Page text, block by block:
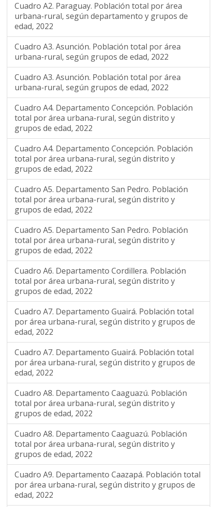
Cuadro A2. Paraguay. Población total por área
urbana-rural, según departamento y grupos de
edad, 2022
Cuadro A3. Asunción. Población total por área
urbana-rural, según grupos de edad, 2022
Cuadro A3. Asunción. Población total por área
urbana-rural, según grupos de edad, 2022
Cuadro A4. Departamento Concepción. Población
total por área urbana-rural, según distrito y
grupos de edad, 2022
Cuadro A4. Departamento Concepción. Población
total por área urbana-rural, según distrito y
grupos de edad, 2022
Cuadro A5. Departamento San Pedro. Población
total por área urbana-rural, según distrito y
grupos de edad, 2022
Cuadro A5. Departamento San Pedro. Población
total por área urbana-rural, según distrito y
grupos de edad, 2022
Cuadro A6. Departamento Cordillera. Población
total por área urbana-rural, según distrito y
grupos de edad, 2022
Cuadro A7. Departamento Guairá. Población total
por área urbana-rural, según distrito y grupos de
edad, 2022
Cuadro A7. Departamento Guairá. Población total
por área urbana-rural, según distrito y grupos de
edad, 2022
Cuadro A8. Departamento Caaguazú. Población
total por área urbana-rural, según distrito y
grupos de edad, 2022
Cuadro A8. Departamento Caaguazú. Población
total por área urbana-rural, según distrito y
grupos de edad, 2022
Cuadro A9. Departamento Caazapá. Población total
por área urbana-rural, según distrito y grupos de
edad, 2022